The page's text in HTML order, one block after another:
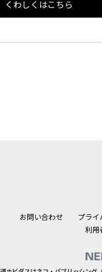
くわしくはこちら
お問い合わせ プライ
利用